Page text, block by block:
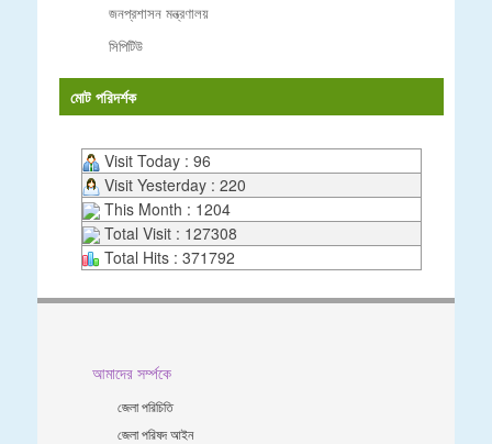
জনপ্রশাসন মন্ত্রণালয়
সিপিটিউ
মোট পরিদর্শক
Visit Today : 96
Visit Yesterday : 220
This Month : 1204
Total Visit : 127308
Total Hits : 371792
আমাদের সর্ম্পকে
জেলা পরিচিতি
জেলা পরিষদ আইন